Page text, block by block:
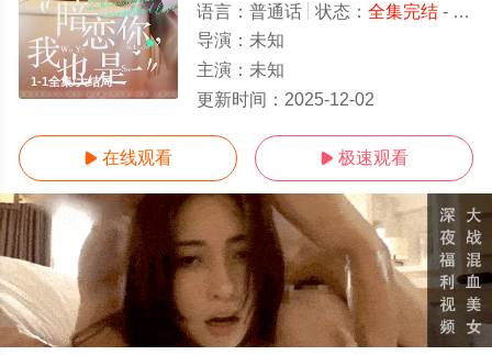
1-1全集/大结局
语言： 普通话 状态： 全集完结- 免费在线观看
导演： 未知
主演： 未知
更新时间： 2025-12-02
 在线观看  极速观看